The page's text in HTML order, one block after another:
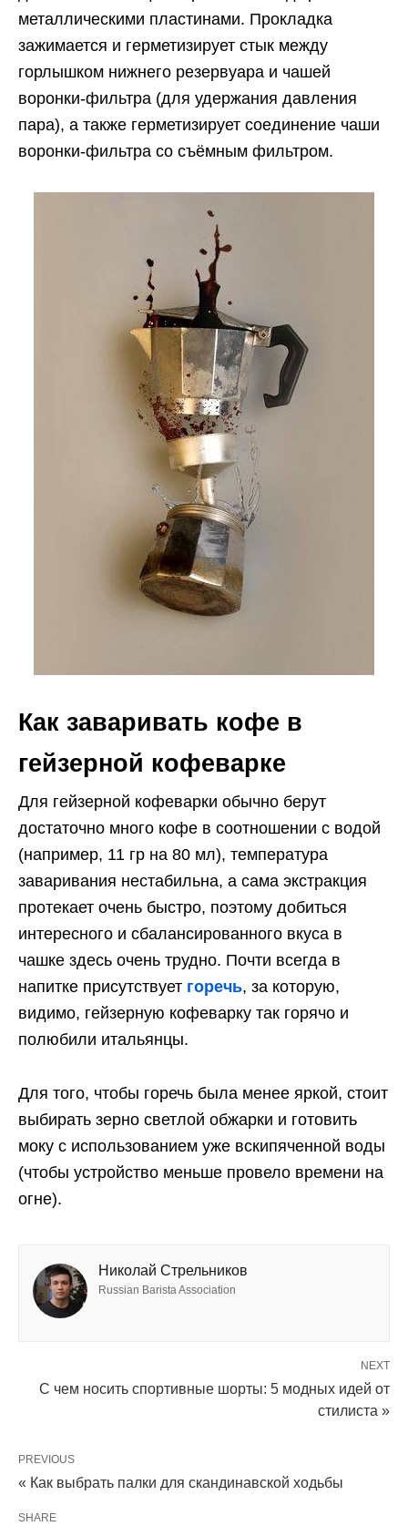
металлическими пластинами. Прокладка
зажимается и герметизирует стык между
горлышком нижнего резервуара и чашей
воронки-фильтра (для удержания давления
пара), а также герметизирует соединение чаши
воронки-фильтра со съёмным фильтром.
Как заваривать кофе в
гейзерной кофеварке
Для гейзерной кофеварки обычно берут
достаточно много кофе в соотношении с водой
(например, 11 гр на 80 мл), температура
заваривания нестабильна, а сама экстракция
протекает очень быстро, поэтому добиться
интересного и сбалансированного вкуса в
чашке здесь очень трудно. Почти всегда в
напитке присутствует горечь, за которую,
видимо, гейзерную кофеварку так горячо и
полюбили итальянцы.
Для того, чтобы горечь была менее яркой, стоит
выбирать зерно светлой обжарки и готовить
моку с использованием уже вскипяченной воды
(чтобы устройство меньше провело времени на
огне).
Николай Стрельников
Russian Barista Association
NEXT
С чем носить спортивные шорты: 5 модных идей от
стилиста »
PREVIOUS
« Как выбрать палки для скандинавской ходьбы
SHARE